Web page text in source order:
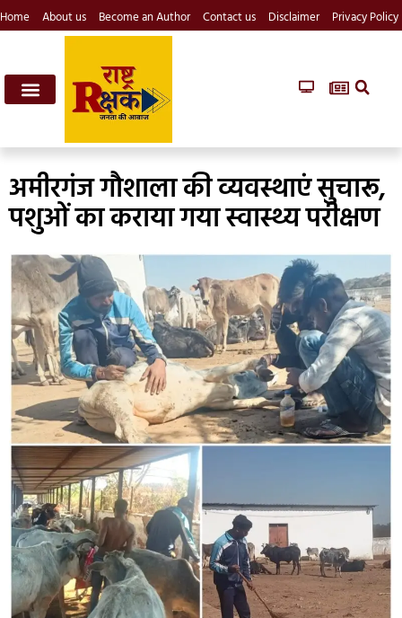
Home About us Become an Author Contact us Disclaimer Privacy Policy
अमीरगंज गौशाला की व्यवस्थाएं सुचारू,
पशुओं का कराया गया स्वास्थ्य परीक्षण